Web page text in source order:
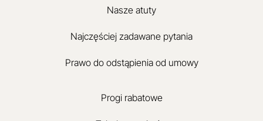
Nasze atuty
Najczęściej zadawane pytania
Prawo do odstąpienia od umowy
Progi rabatowe